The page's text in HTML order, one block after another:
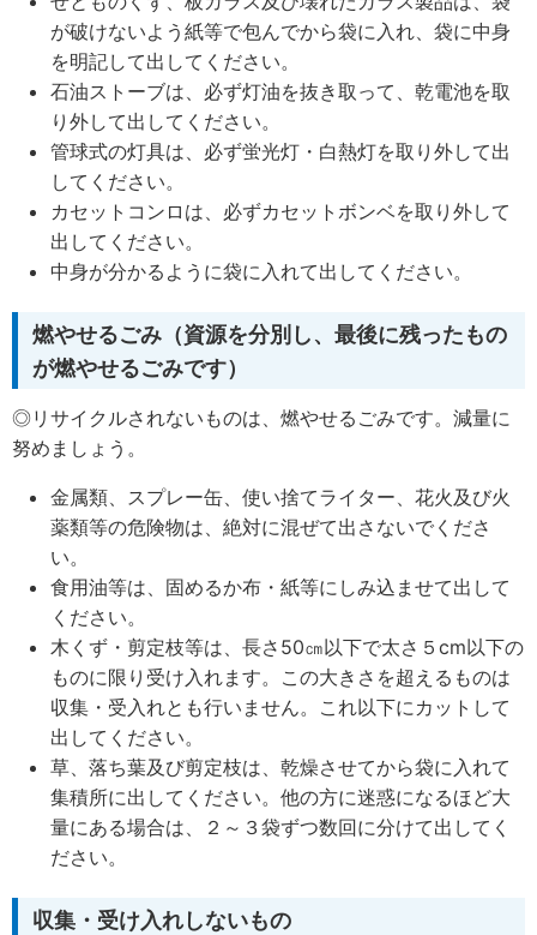
が破けないよう紙等で包んでから袋に入れ、袋に中身
を明記して出してください。
石油ストーブは、必ず灯油を抜き取って、乾電池を取
り外して出してください。
管球式の灯具は、必ず蛍光灯・白熱灯を取り外して出
してください。
カセットコンロは、必ずカセットボンベを取り外して
出してください。
中身が分かるように袋に入れて出してください。
燃やせるごみ（資源を分別し、最後に残ったもの
が燃やせるごみです）
◎リサイクルされないものは、燃やせるごみです。減量に
努めましょう。
金属類、スプレー缶、使い捨てライター、花火及び火
薬類等の危険物は、絶対に混ぜて出さないでくださ
い。
食用油等は、固めるか布・紙等にしみ込ませて出して
ください。
木くず・剪定枝等は、長さ50㎝以下で太さ５cm以下の
ものに限り受け入れます。この大きさを超えるものは
収集・受入れとも行いません。これ以下にカットして
出してください。
草、落ち葉及び剪定枝は、乾燥させてから袋に入れて
集積所に出してください。他の方に迷惑になるほど大
量にある場合は、２～３袋ずつ数回に分けて出してく
ださい。
収集・受け入れしないもの